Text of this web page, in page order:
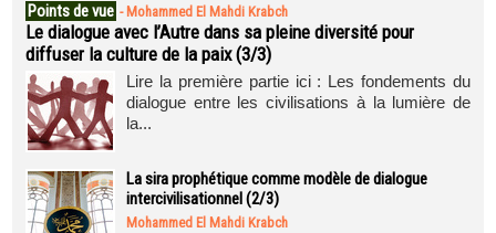
Points de vue - Mohammed El Mahdi Krabch
Le dialogue avec l’Autre dans sa pleine diversité pour
diffuser la culture de la paix (3/3)
Lire la première partie ici : Les fondements du
dialogue entre les civilisations à la lumière de
la...
La sira prophétique comme modèle de dialogue
intercivilisationnel (2/3)
Mohammed El Mahdi Krabch